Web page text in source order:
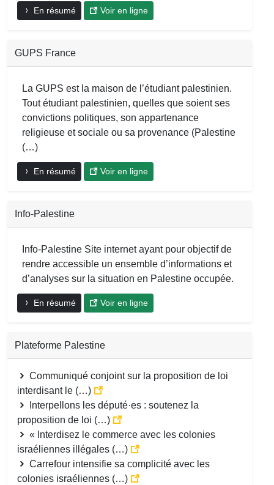
En résumé Voir en ligne
GUPS France
La GUPS est la maison de l’étudiant palestinien.
Tout étudiant palestinien, quelles que soient ses
convictions politiques, son appartenance
religieuse et sociale ou sa provenance (Palestine
(…)
En résumé Voir en ligne
Info-Palestine
Info-Palestine Site internet ayant pour objectif de
rendre accessible un ensemble d’informations et
d’analyses sur la situation en Palestine occupée.
En résumé Voir en ligne
Plateforme Palestine
Communiqué conjoint sur la proposition de loi
interdisant le (…)
Interpellons les député·es : soutenez la
proposition de loi (…)
« Interdisez le commerce avec les colonies
israéliennes illégales (…)
Carrefour intensifie sa complicité avec les
colonies israéliennes (…)